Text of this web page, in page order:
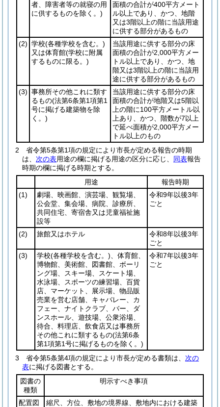
者、障害者等の就寝の用
に供するものを除く。)
面積の合計が400平方メート
ル以上であり、かつ、地階
又は3階以上の階に当該用途
に供する部分があるもの
(2) 学校(各種学校を含む。)
又は体育館(学校に附属
するものに限る。)
当該用途に供する部分の床
面積の合計が2,000平方メー
トル以上であり、かつ、地
階又は3階以上の階に当該用
途に供する部分があるもの
(3) 事務所その他これに類す
るもの(法第6条第1項第1
号に掲げる建築物を除
く。)
当該用途に供する部分の床
面積の合計が地階又は5階以
上の階に100平方メートル以
上あり、かつ、階数が7以上
で延べ面積が2,000平方メー
トル以上のもの
2
省令第5条第1項の規定により市長が定める報告の時期
は、 次の表用途の欄に掲げる用途の区分に応じ、 同表報告
時期の欄に掲げる時期とする。
用途
報告時期
(1)
劇場、映画館、演芸場、観覧場、
公会堂、集会場、病院、診療所、
共同住宅、寄宿舎又は児童福祉施
設等
令和9年以後3年
ごと
(2) 旅館又はホテル
令和8年以後3年
ごと
(3)
学校(各種学校を含む。) 、体育館、
博物館、美術館、図書館、ボーリ
ング場、スキー場、スケート場、
水泳場、スポーツの練習場、百貨
店、マーケット、展示場、物品販
売業を営む店舗、キャバレー、カ
フェー、ナイトクラブ、バー、ダ
ンスホール、遊技場、公衆浴場、
待合、料理店、飲食店又は事務所
その他これに類するもの(法第6条
第1項第1号に掲げるものを除く。)
令和7年以後3年
ごと
3 省令第5条第4項の規定により市長が定める書類は、 次の
表に掲げる図書とする。
図書の
種類
明示すべき事項
配置図
縮尺、方位、敷地の境界線、敷地内における建築